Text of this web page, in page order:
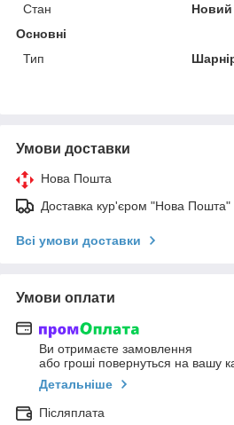
Стан
Новий
Основні
Тип
Умови доставки
Нова Пошта
Доставка кур'єром "Нова Пошта"
Всі умови доставки
Умови оплати
Ви отримаєте замовлення
або гроші повернуться на вашу
Детальніше
Післяплата